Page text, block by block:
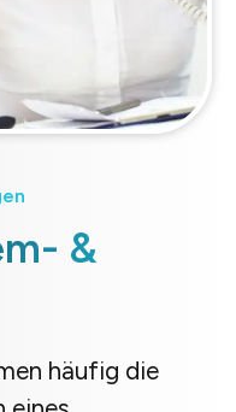
&
häufig die